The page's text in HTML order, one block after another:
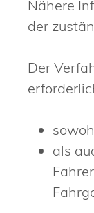
Nähere
der
Der
als